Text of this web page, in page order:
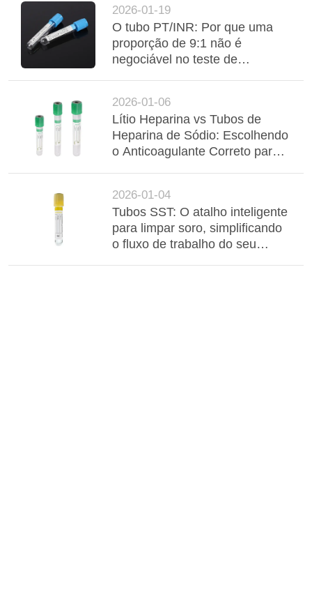
2026-01-19
O tubo PT/INR: Por que uma
proporção de 9:1 não é
negociável no teste de
2026-01-06
Lítio Heparina vs Tubos de
Heparina de Sódio: Escolhendo
o Anticoagulante Correto para
2026-01-04
Tubos SST: O atalho inteligente
para limpar soro, simplificando
o fluxo de trabalho do seu